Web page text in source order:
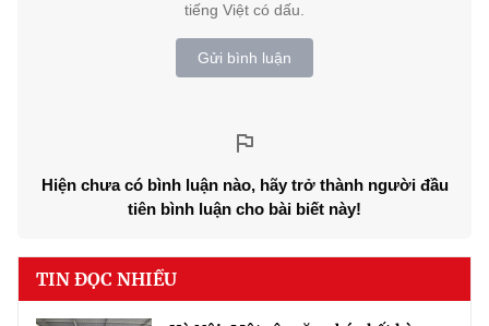
tiếng Việt có dấu.
Gửi bình luận
Hiện chưa có bình luận nào, hãy trở thành người đầu
tiên bình luận cho bài biết này!
TIN ĐỌC NHIỀU